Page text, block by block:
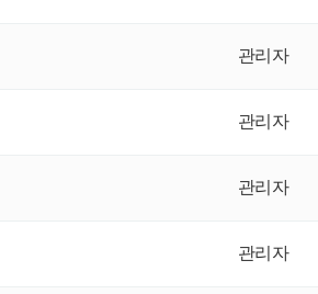
관리자
관리자
관리자
관리자